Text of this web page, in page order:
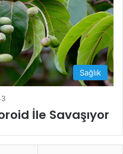
Sağlık
İle Savaşıyor